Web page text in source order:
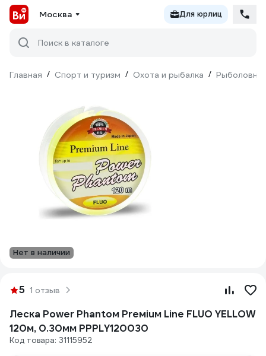
Москва Для юрлиц
Поиск в каталоге
Главная / Спорт и туризм / Охота и рыбалка /
Нет в наличии
5 1 отзыв
Леска Power Phantoм Preмiuм Line FLUO YELLOW
120м, 0.30мм PPPLY120030
Код товара: 31115952